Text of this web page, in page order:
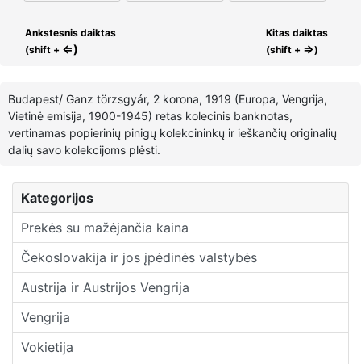
Kategorijos
Prekės su mažėjančia kaina
Čekoslovakija ir jos įpėdinės valstybės
Austrija ir Austrijos Vengrija
Vengrija
Vokietija
Ankstesnis daiktas
(shift + ⇐)
Kitas daiktas
(shift + ⇒)
Budapest/ Ganz törzsgyár, 2 korona, 1919 (Europa, Vengrija,
Vietinė emisija, 1900-1945) retas kolecinis banknotas,
vertinamas popierinių pinigų kolekcininkų ir ieškančių originalių
dalių savo kolekcijoms plėsti.